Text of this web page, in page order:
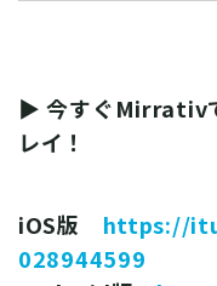
▶ 今すぐMirrativ
レイ！
iOS版 https://
028944599